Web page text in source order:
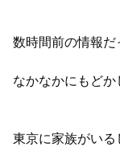
数時間前の情報だ
なかなかにもどか
東京に家族がいる